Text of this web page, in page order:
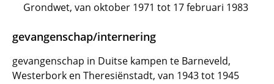
Grondwet, van oktober 1971 tot 17 februari 1983
gevangenschap/internering
gevangenschap in Duitse kampen te Barneveld,
Westerbork en Theresiënstadt, van 1943 tot 1945